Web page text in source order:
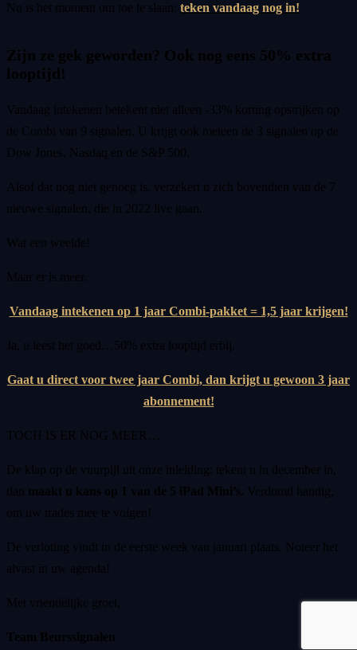
Nu is het moment om toe te slaan: teken vandaag nog in!
Zijn ze gek geworden? Ook nog eens 50% extra
looptijd!
Vandaag intekenen betekent niet alleen -33% korting opstrijken op
de Combi van 9 signalen. U krijgt ook meteen de 3 signalen op de
Dow Jones, Nasdaq en de S&P 500.
Alsof dat nog niet genoeg is, verzekert u zich bovendien van de 7
nieuwe signalen, die in 2022 live gaan.
Wat een weelde!
Maar er is meer.
Vandaag intekenen op 1 jaar Combi-pakket = 1,5 jaar krijgen!
Ja, u leest het goed…50% extra looptijd erbij.
Gaat u direct voor twee jaar Combi, dan krijgt u gewoon 3 jaar
abonnement!
TOCH IS ER NOG MEER…
De klap op de vuurpijl uit onze inleiding: tekent u in december in,
dan maakt u kans op 1 van de 5 iPad Mini’s. Verdomd handig,
om uw trades mee te volgen!
De verloting vindt in de eerste week van januari plaats. Noteer het
alvast in uw agenda!
Met vriendelijke groet,
Team Beurssignalen